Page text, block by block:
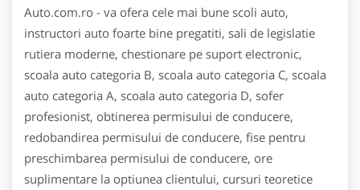
Auto.com.ro - va ofera cele mai bune scoli auto,
instructori auto foarte bine pregatiti, sali de legislatie
rutiera moderne, chestionare pe suport electronic,
scoala auto categoria B, scoala auto categoria C, scoala
auto categoria A, scoala auto categoria D, sofer
profesionist, obtinerea permisului de conducere,
redobandirea permisului de conducere, fise pentru
preschimbarea permisului de conducere, ore
suplimentare la optiunea clientului, cursuri teoretice